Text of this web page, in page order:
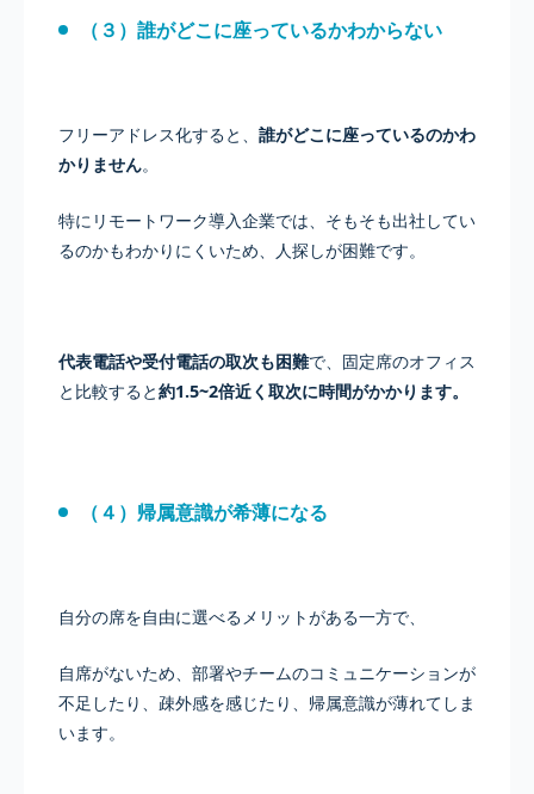
（３）誰がどこに座っているかわからない
フリーアドレス化すると、 誰がどこに座っているのかわ
かりません。
特にリモートワーク導入企業では、そもそも出社してい
るのかもわかりにくいため、人探しが困難です。
代表電話や受付電話の取次も困難で、固定席のオフィス
と比較すると約1.5~2倍近く取次に時間がかかります。
（４）帰属意識が希薄になる
自分の席を自由に選べるメリットがある一方で、
自席がないため、部署やチームのコミュニケーションが
不足したり、疎外感を感じたり、帰属意識が薄れてしま
います。